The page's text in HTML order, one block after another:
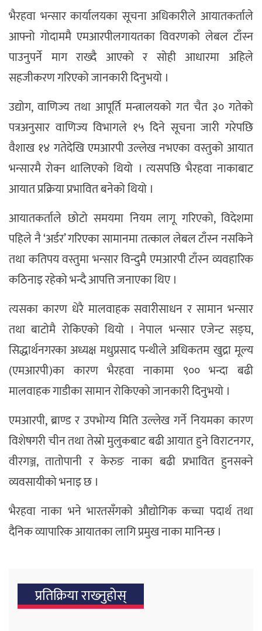
भैरहवा भन्सार कार्यालयका सूचना अधिकारीले आयातकर्ताले
आफ्नो गोदाममै एमआरपीलगायतका विवरणको लेबल टाँस्न
पाउनुपर्ने माग राख्दै आएको र सोही आधारमा अहिले
सहजीकरण गरिएको जानकारी दिनुभयो ।
उद्योग, वाणिज्य तथा आपूर्ति मन्त्रालयको गत चैत ३० गतेको
पत्रअनुसार वाणिज्य विभागले १५ दिने सूचना जारी गरेपछि
वैशाख १४ गतेदेखि एमआरपी उल्लेख नभएका वस्तुको आयात
भन्सारमै रोक्न थालिएको थियो । त्यसपछि भैरहवा नाकाबाट
आयात प्रक्रिया प्रभावित बनेको थियो ।
आयातकर्ताले छोटो समयमा नियम लागू गरिएको, विदेशमा
पहिले नै ‘अर्डर’ गरिएका सामानमा तत्काल लेबल टाँस्न नसकिने
तथा कतिपय वस्तुमा भन्सार विन्दुमै एमआरपी टाँस्न व्यवहारिक
कठिनाइ रहेको भन्दै आपत्ति जनाएका थिए ।
त्यसका कारण धेरै मालवाहक सवारीसाधन र सामान भन्सार
तथा बाटोमै रोकिएको थियो । नेपाल भन्सार एजेन्ट सङ्घ,
सिद्धार्थनगरका अध्यक्ष मधुप्रसाद पन्थीले अधिकतम खुद्रा मूल्य
(एमआरपी)का कारण भैरहवा नाकामा ९०० भन्दा बढी
मालवाहक गाडीका सामान रोकिएको जानकारी दिनुभयो ।
एमआरपी, ब्राण्ड र उपभोग्य मिति उल्लेख गर्ने नियमका कारण
विशेषगरी चीन तथा तेस्रो मुलुकबाट बढी आयात हुने विराटनगर,
वीरगञ्ज, तातोपानी र केरुङ नाका बढी प्रभावित हुनसक्ने
व्यवसायीको भनाइ छ ।
भैरहवा नाका भने भारतसँगको औद्योगिक कच्चा पदार्थ तथा
दैनिक व्यापारिक आयातका लागि प्रमुख नाका मानिन्छ ।
प्रतिक्रिया राख्‍नुहोस्